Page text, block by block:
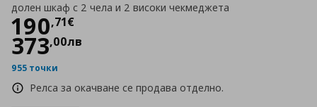
долен шкаф с 2 чела и 2 високи чекмеджета
190,71€
Цена
373,00лв
955 точки
Релса за окачване се продава отделно.